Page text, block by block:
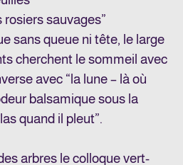
sauvages”
sans queue ni tête, le large
cherchent le sommeil avec
avec “la lune – là où
balsamique sous la
quand il pleut”.
arbres le colloque vert-